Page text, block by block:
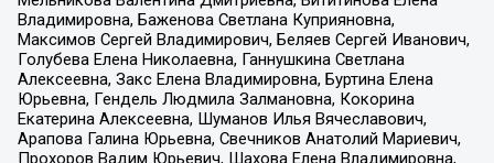
Владимировна, Баженова Светлана Куприяновна,
Максимов Сергей Владимирович, Беляев Сергей Иванович,
Голубева Елена Николаевна, Ганнушкина Светлана
Алексеевна, Закс Елена Владимировна, Буртина Елена
Юрьевна, Гендель Людмила Залмановна, Кокорина
Екатерина Алексеевна, Шуманов Илья Вячеславович,
Арапова Галина Юрьевна, Свечников Анатолий Мариевич,